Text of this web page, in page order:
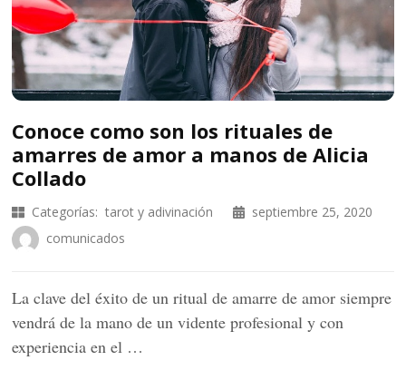
Conoce como son los rituales de
amarres de amor a manos de Alicia
Collado
Categorías: tarot y adivinación
septiembre 25, 2020
comunicados
La clave del éxito de un ritual de amarre de amor siempre
vendrá de la mano de un vidente profesional y con
experiencia en el …